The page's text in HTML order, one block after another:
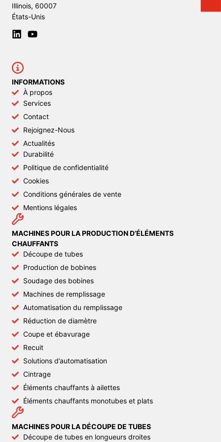
Illinois, 60007
États-Unis
INFORMATIONS
À propos
Services
Contact
Rejoignez-Nous
Actualités
Durabilité
Politique de confidentialité
Cookies
Conditions générales de vente
Mentions légales
MACHINES POUR LA PRODUCTION D’ÉLÉMENTS
CHAUFFANTS
Découpe de tubes
Production de bobines
Soudage des bobines
Machines de remplissage
Automatisation du remplissage
Réduction de diamètre
Coupe et ébavurage
Recuit
Solutions d’automatisation
Cintrage
Éléments chauffants à ailettes
Éléments chauffants monotubes et plats
MACHINES POUR LA DÉCOUPE DE TUBES
Découpe de tubes en longueurs droites